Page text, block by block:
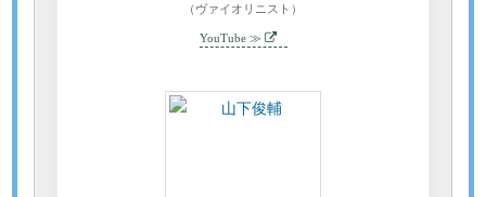
（ヴァイオリニスト）
YouTube ≫